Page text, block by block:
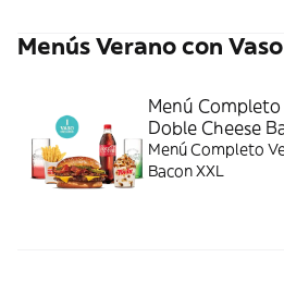
Menús Verano con Vaso
Menú
Doble Cheese
Menú Completo
Bacon XXL